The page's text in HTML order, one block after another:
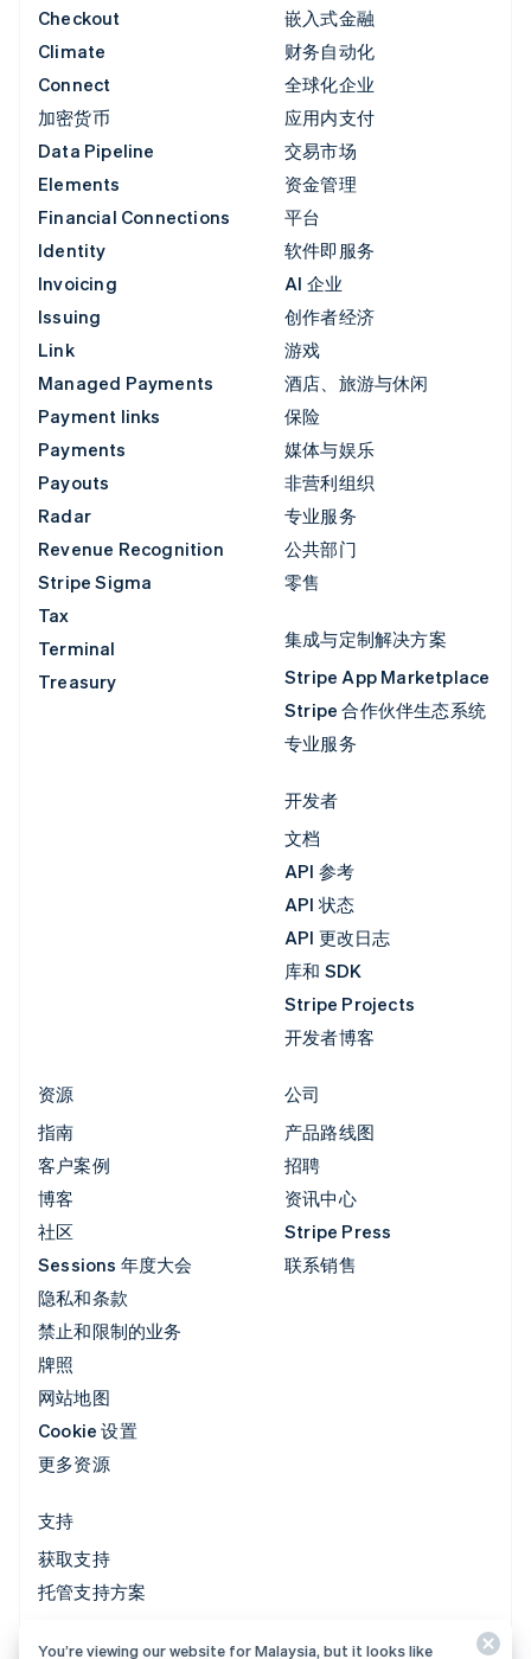
Checkout
Climate
Connect
加密货币
Data Pipeline
Elements
Financial Connections
Identity
Invoicing
Issuing
Link
Managed Payments
Payment links
Payments
Payouts
Radar
Revenue Recognition
Stripe Sigma
Tax
Terminal
Treasury
嵌入式金融
财务自动化
全球化企业
应用内支付
交易市场
资金管理
平台
软件即服务
AI 企业
创作者经济
游戏
酒店、旅游与休闲
保险
媒体与娱乐
非营利组织
专业服务
公共部门
零售
集成与定制解决方案
Stripe App Marketplace
Stripe 合作伙伴生态系统
专业服务
开发者
文档
API 参考
API 状态
API 更改日志
库和 SDK
Stripe Projects
开发者博客
资源
指南
客户案例
博客
社区
Sessions 年度大会
隐私和条款
禁止和限制的业务
牌照
网站地图
Cookie 设置
更多资源
公司
产品路线图
招聘
资讯中心
Stripe Press
联系销售
支持
获取支持
托管支持方案
© 2026 Stripe, LLC
You’re viewing our website for Malaysia, but it looks like